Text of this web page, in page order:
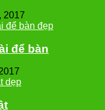
2017
để bàn